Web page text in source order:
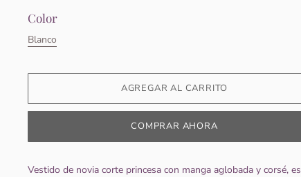
Color
Blanco
COMPRAR AHORA
Vestido de novia corte princesa con manga aglobada y corsé, es